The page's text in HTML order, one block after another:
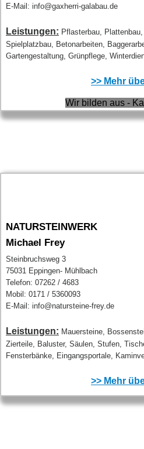
E-Mail: info@gaxherri-galabau.de
Leistungen: Pflasterbau,
Spielplatzbau, Betonarbeiten,
Gartengestaltung, Grünpflege,
>> Mehr
Wir bilden aus -
NATURSTEINWERK
Michael Frey
Steinbruchsweg 3
75031 Eppingen- Mühlbach
Telefon: 07262 / 4683
Mobil: 0171 / 5360093
E-Mail: info@natursteine-frey.de
Leistungen: Mauersteine,
Zierteile, Baluster, Säulen, Stufen,
Fensterbänke, Eingangsportale,
>> Mehr